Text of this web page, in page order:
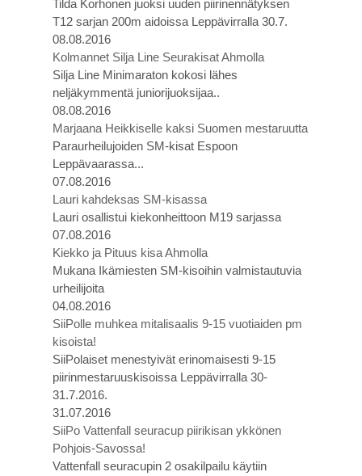
Tilda Korhonen juoksi uuden piirinennätyksen
T12 sarjan 200m aidoissa Leppävirralla 30.7.
08.08.2016
Kolmannet Silja Line Seurakisat Ahmolla
Silja Line Minimaraton kokosi lähes
neljäkymmentä juniorijuoksijaa..
08.08.2016
Marjaana Heikkiselle kaksi Suomen mestaruutta
Paraurheilujoiden SM-kisat Espoon
Leppävaarassa...
07.08.2016
Lauri kahdeksas SM-kisassa
Lauri osallistui kiekonheittoon M19 sarjassa
07.08.2016
Kiekko ja Pituus kisa Ahmolla
Mukana Ikämiesten SM-kisoihin valmistautuvia
urheilijoita
04.08.2016
SiiPolle muhkea mitalisaalis 9-15 vuotiaiden pm
kisoista!
SiiPolaiset menestyivät erinomaisesti 9-15
piirinmestaruuskisoissa Leppävirralla 30-
31.7.2016.
31.07.2016
SiiPo Vattenfall seuracup piirikisan ykkönen
Pohjois-Savossa!
Vattenfall seuracupin 2 osakilpailu käytiin